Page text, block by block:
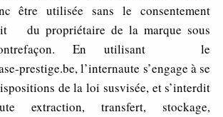
être utilisée sans le consentement
du propriétaire de la marque sous
En utilisant le
prestige.be, l’internaute s’engage à se
de la loi susvisée, et s’interdit
extraction, transfert, stockage,